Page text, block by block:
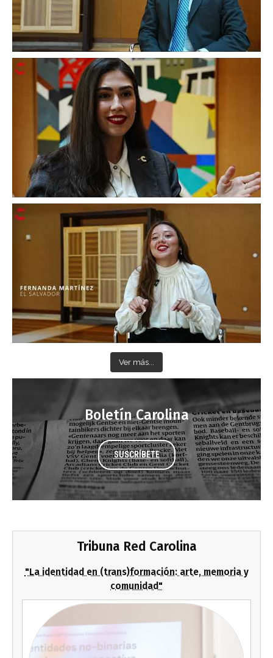
Ver más...
Boletín Carolina
SUSCRÍBETE
Tribuna Red Carolina
"La identidad en (trans)formación: arte, memoria y
comunidad"